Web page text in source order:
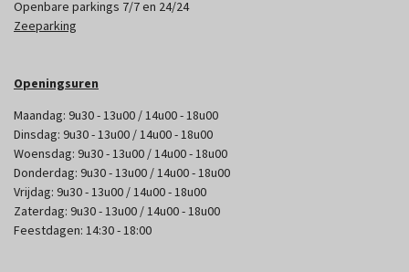
Openbare parkings 7/7 en 24/24
Zeeparking
Openingsuren
Maandag: 9u30 - 13u00 / 14u00 - 18u00
Dinsdag: 9u30 - 13u00 / 14u00 - 18u00
Woensdag: 9u30 - 13u00 / 14u00 - 18u00
Donderdag: 9u30 - 13u00 / 14u00 - 18u00
Vrijdag: 9u30 - 13u00 / 14u00 - 18u00
Zaterdag: 9u30 - 13u00 / 14u00 - 18u00
Feestdagen: 14:30 - 18:00